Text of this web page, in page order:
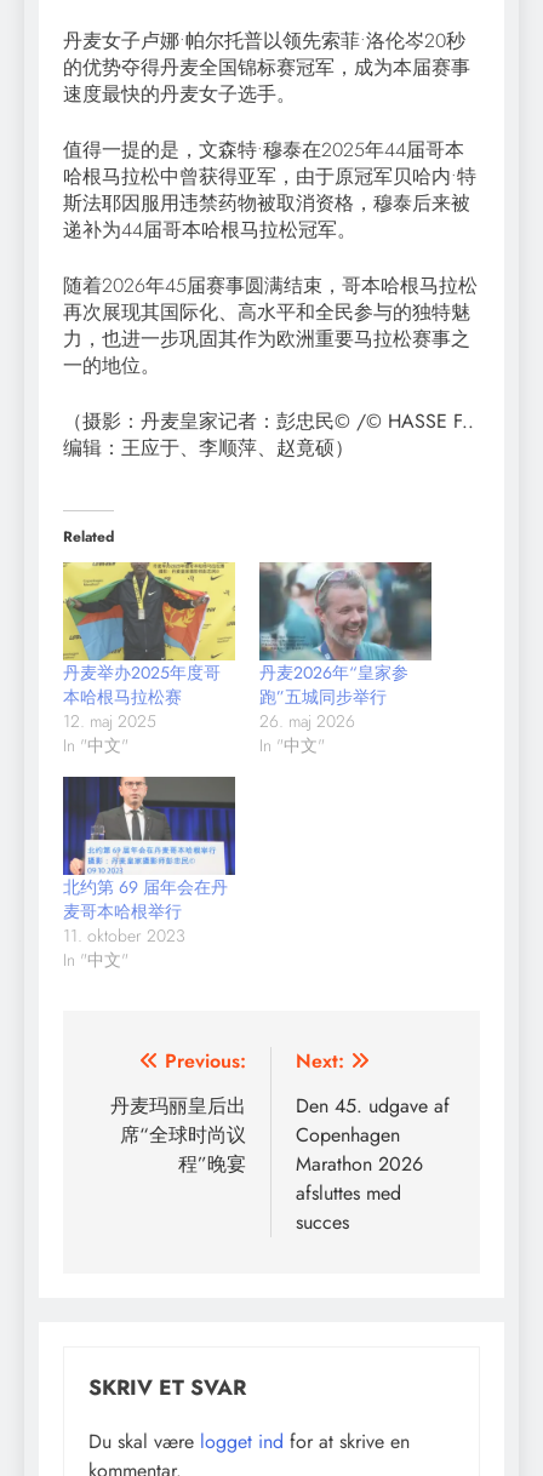
丹麦女子卢娜•帕尔托普以领先索菲•洛伦岑20秒
的优势夺得丹麦全国锦标赛冠军，成为本届赛事
速度最快的丹麦女子选手。
值得一提的是，文森特•穆泰在2025年44届哥本
哈根马拉松中曾获得亚军，由于原冠军贝哈内•特
斯法耶因服用违禁药物被取消资格，穆泰后来被
递补为44届哥本哈根马拉松冠军。
随着2026年45届赛事圆满结束，哥本哈根马拉松
再次展现其国际化、高水平和全民参与的独特魅
力，也进一步巩固其作为欧洲重要马拉松赛事之
一的地位。
（摄影：丹麦皇家记者：彭忠民© /© HASSE F..
编辑：王应于、李顺萍、赵竟硕）
Related
丹麦举办2025年度哥
本哈根马拉松赛
12. maj 2025
In "中文"
丹麦2026年“皇家参
跑”五城同步举行
26. maj 2026
In "中文"
北约第 69 届年会在丹
麦哥本哈根举行
11. oktober 2023
In "中文"
Indlægsnavigation
Previous:
丹麦玛丽皇后出
席“全球时尚议
程”晚宴
Next:
Den 45. udgave af
Copenhagen
Marathon 2026
afsluttes med
succes
SKRIV ET SVAR
Du skal være logget ind for at skrive en